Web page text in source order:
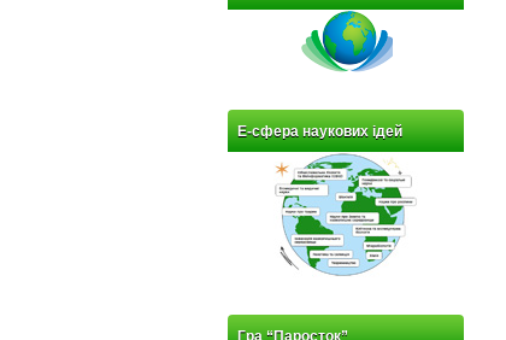
Е-сфера наукових ідей
Гра “Паросток”